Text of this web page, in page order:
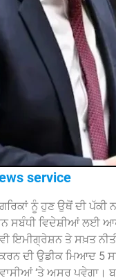
service
ਨੂੰ ਹੁਣ ਉਥੋਂ ਦੀ
ਸਬੰਧੀ ਵਿਦੇਸ਼ੀਆਂ ਲਈ
ਇਮੀਗ੍ਰੇਸ਼ਨ ਤੇ ਸਖ਼ਤ
ਦੀ ਉਡੀਕ ਮਿਆਦ 5
‘ਤੇ ਅਸਰ ਪਵੇਗਾ।